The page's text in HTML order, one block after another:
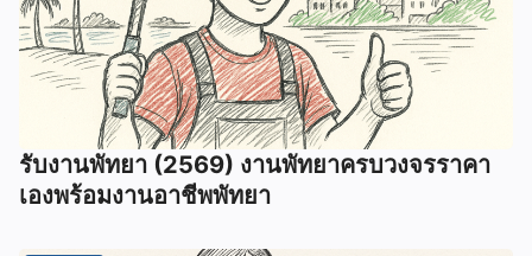
รับงานพัทยา (2569) ️งานพัทยาครบวงจรราคา
เองพร้อมงานอาชีพพัทยา